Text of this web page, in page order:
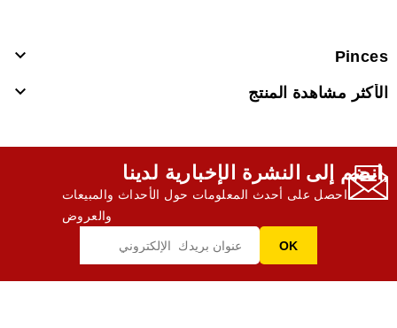
Pinces

الأكثر مشاهدة المنتج 
انضم إلى النشرة الإخبارية لدينا,
احصل على أحدث المعلومات حول الأحداث والمبيعات
والعروض